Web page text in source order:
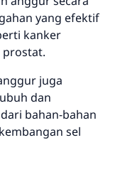
yang efektif
kanker
prostat.
juga
dan
bahan-bahan
sel